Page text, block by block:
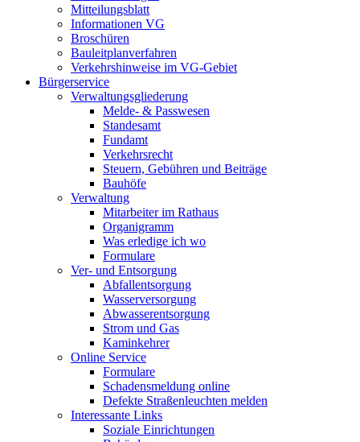
Mitteilungsblatt
Informationen VG
Broschüren
Bauleitplanverfahren
Verkehrshinweise im VG-Gebiet
Bürgerservice
Verwaltungsgliederung
Melde- & Passwesen
Standesamt
Fundamt
Verkehrsrecht
Steuern, Gebühren und Beiträge
Bauhöfe
Verwaltung
Mitarbeiter im Rathaus
Organigramm
Was erledige ich wo
Formulare
Ver- und Entsorgung
Abfallentsorgung
Wasserversorgung
Abwasserentsorgung
Strom und Gas
Kaminkehrer
Online Service
Formulare
Schadensmeldung online
Defekte Straßenleuchten melden
Interessante Links
Soziale Einrichtungen